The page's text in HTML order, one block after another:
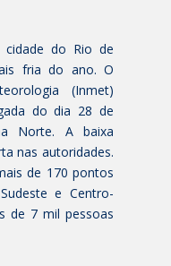
do Rio de
fria do ano. O
(Inmet)
do dia 28 de
Norte. A baixa
nas autoridades.
de 170 pontos
e Centro-
de 7 mil pessoas